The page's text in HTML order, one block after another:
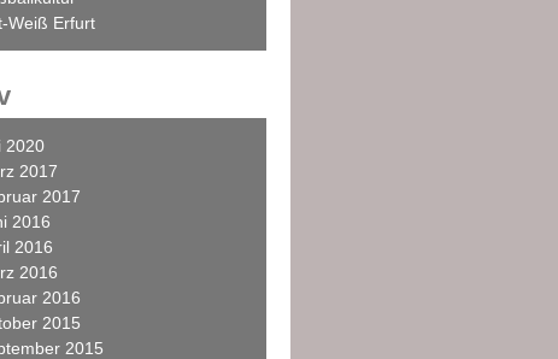
Weiß Erfurt
2020
2017
2017
2016
2016
2016
2016
2015
2015